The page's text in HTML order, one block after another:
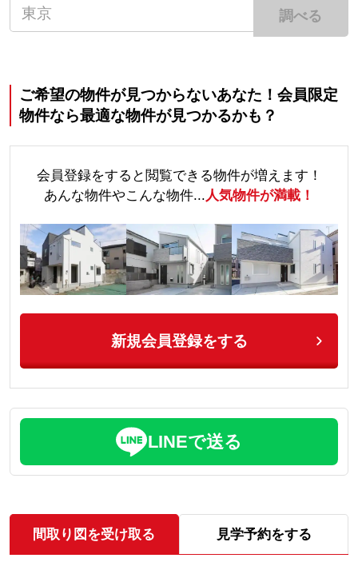
調べる
ご希望の物件が見つからないあなた！会員限定
物件なら最適な物件が見つかるかも？
会員登録をすると閲覧できる物件が増えます！
あんな物件やこんな物件... 人気物件が満載！
新規会員登録をする
LINEで送る
間取り図を受け取る 見学予約をする